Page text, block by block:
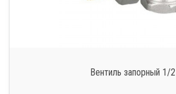
Вентиль запорный 1/2